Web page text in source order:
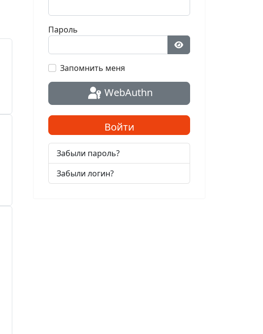
Пароль
Показать пароль
Запомнить меня
WebAuthn
Войти
Забыли пароль?
Забыли логин?